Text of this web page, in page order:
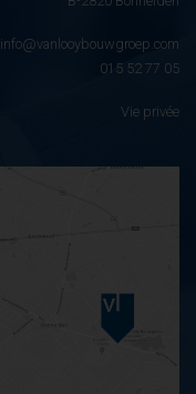
info@vanlooybouwgroep.com
015 52 77 05
Vie privée